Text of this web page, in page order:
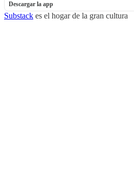
Descargar la app
Substack es el hogar de la gran cultura